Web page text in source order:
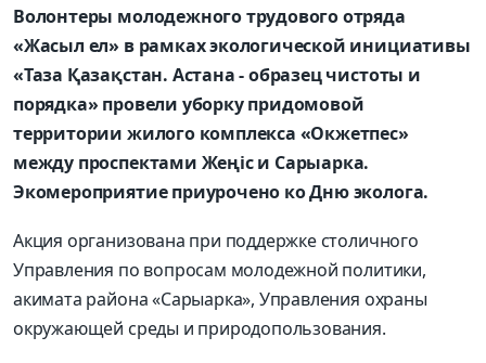
Волонтеры молодежного трудового отряда
«Жасыл ел» в рамках экологической инициативы
«Таза Қазақстан. Астана - образец чистоты и
порядка» провели уборку придомовой
территории жилого комплекса «Окжетпес»
между проспектами Жеңіс и Сарыарка.
Экомероприятие приурочено ко Дню эколога.
Акция организована при поддержке столичного
Управления по вопросам молодежной политики,
акимата района «Сарыарка», Управления охраны
окружающей среды и природопользования.